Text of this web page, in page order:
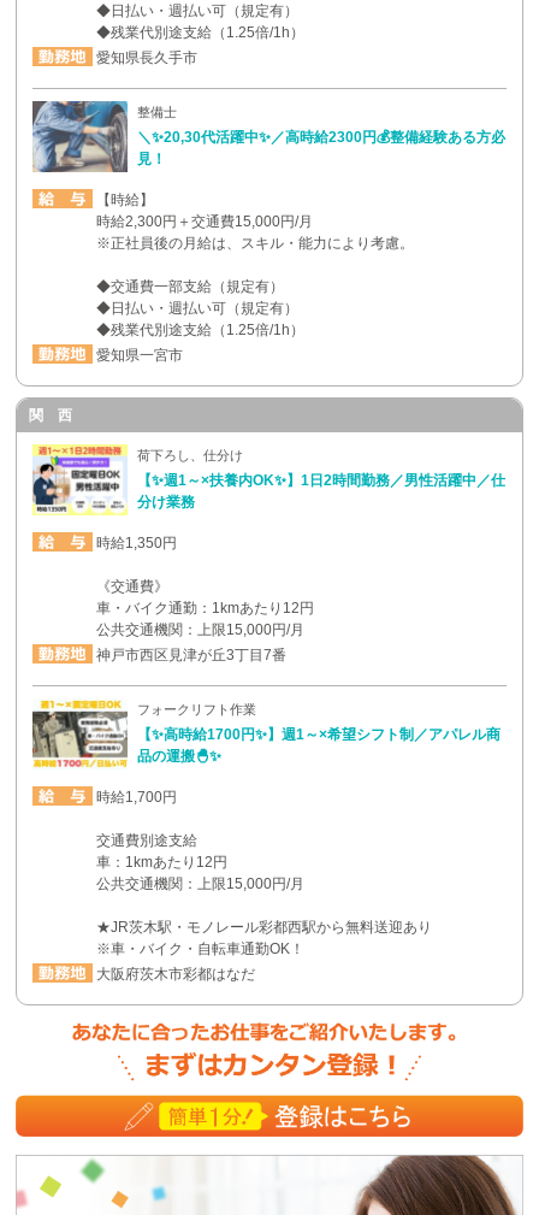
◆日払い・週払い可（規定有）
◆残業代別途支給（1.25倍/1h）
愛知県長久手市
整備士
＼✨20,30代活躍中✨／高時給2300円💰整備経験ある方必
見！
【時給】
時給2,300円＋交通費15,000円/月
※正社員後の月給は、スキル・能力により考慮。
◆交通費一部支給（規定有）
◆日払い・週払い可（規定有）
◆残業代別途支給（1.25倍/1h）
愛知県一宮市
関 西
荷下ろし、仕分け
【✨週1～×扶養内OK✨】1日2時間勤務／男性活躍中／仕
分け業務
時給1,350円
《交通費》
車・バイク通勤：1kmあたり12円
公共交通機関：上限15,000円/月
神戸市西区見津が丘3丁目7番
フォークリフト作業
【✨高時給1700円✨】週1～×希望シフト制／アパレル商
品の運搬🐣✨
時給1,700円
交通費別途支給
車：1kmあたり12円
公共交通機関：上限15,000円/月
★JR茨木駅・モノレール彩都西駅から無料送迎あり
※車・バイク・自転車通勤OK！
大阪府茨木市彩都はなだ